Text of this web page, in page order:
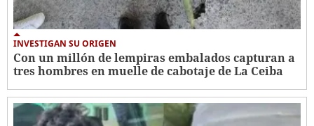
INVESTIGAN SU ORIGEN
Con un millón de lempiras embalados capturan a
tres hombres en muelle de cabotaje de La Ceiba